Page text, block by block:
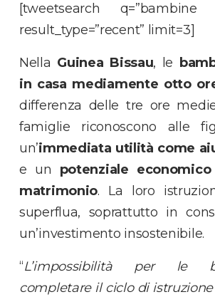
[tweetsearch q=”bambine
result_type=”recent” limit=3]
Nella Guinea Bissau, le
in casa mediamente otto
differenza delle tre ore
famiglie riconoscono alle
un’immediata utilità come
e un potenziale
matrimonio. La loro
superflua, soprattutto in
un’investimento insostenibile.
“L’impossibilità per le
completare il ciclo di